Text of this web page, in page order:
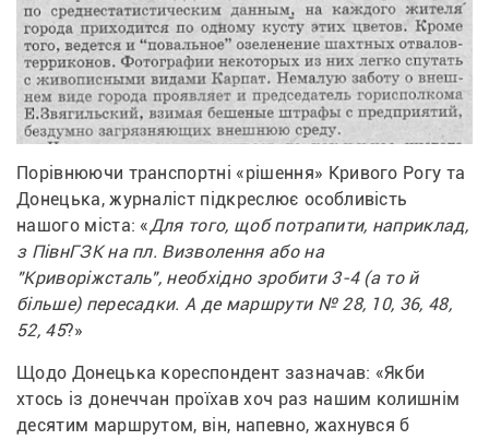
Порівнюючи транспортні «рішення» Кривого Рогу та
Донецька, журналіст підкреслює особливість
нашого міста: «Для того, щоб потрапити, наприклад,
з ПівнГЗК на пл. Визволення або на
"Криворіжсталь", необхідно зробити 3-4 (а то й
більше) пересадки. А де маршрути № 28, 10, 36, 48,
52, 45?»
Щодо Донецька кореспондент зазначав: «Якби
хтось із донеччан проїхав хоч раз нашим колишнім
десятим маршрутом, він, напевно, жахнувся б